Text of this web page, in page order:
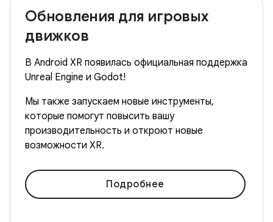
Обновления для игровых
движков
В Android XR появилась официальная поддержка
Unreal Engine и Godot!
Мы также запускаем новые инструменты,
которые помогут повысить вашу
производительность и откроют новые
возможности XR.
Подробнее